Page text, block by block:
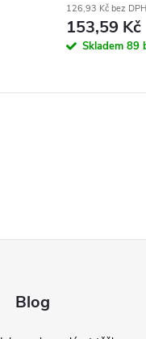
126,93 Kč bez DPH
153,59 Kč
Skladem 89
Blog